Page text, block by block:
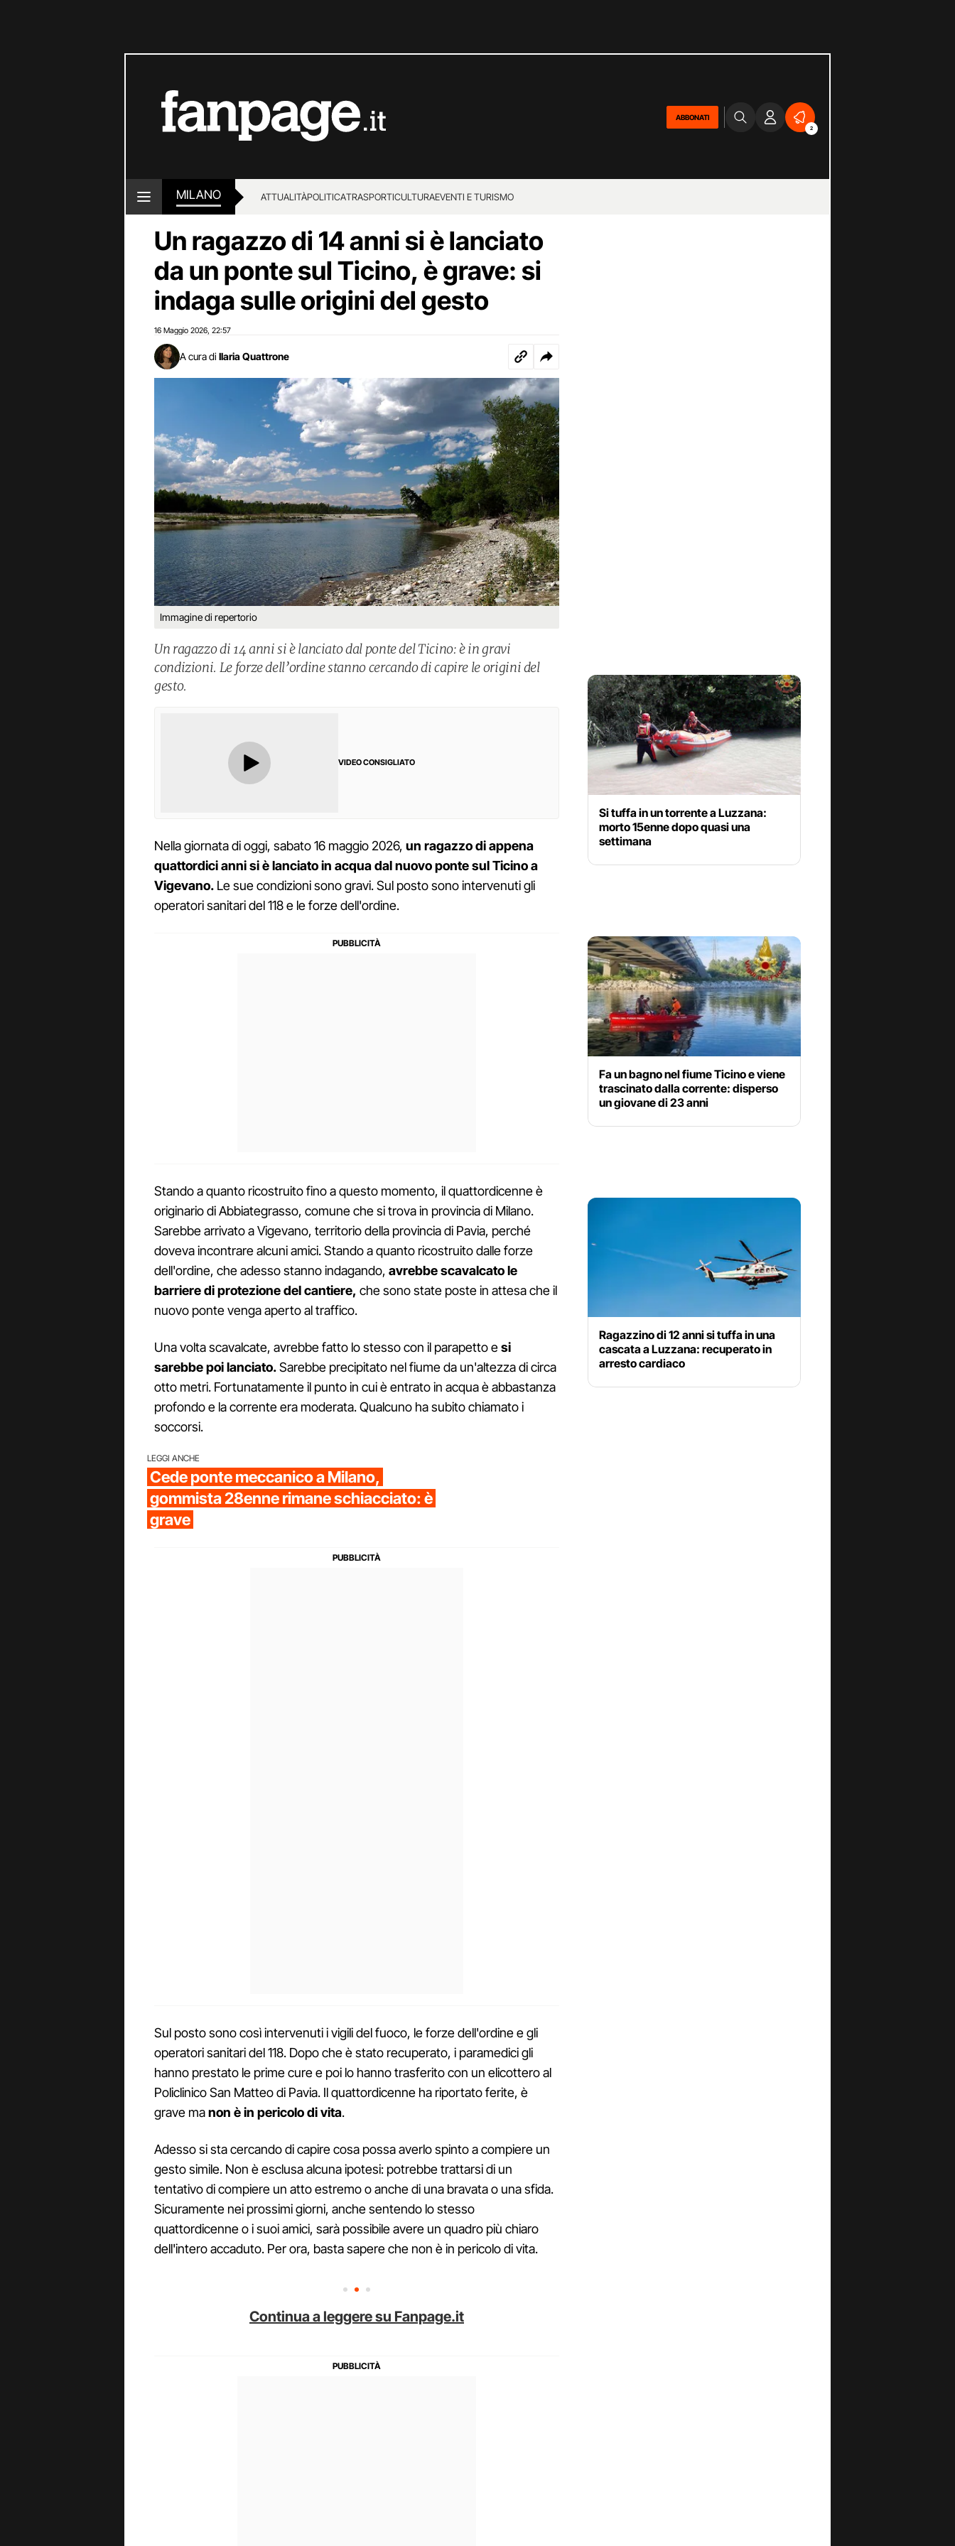
ABBONATI
2
MILANO ATTUALITÀPOLITICATRASPORTICULTURAEVENTI E TURISMO
Un ragazzo di 14 anni si è lanciato
da un ponte sul Ticino, è grave: si
indaga sulle origini del gesto
16 Maggio 2026 22:57
A cura di Ilaria Quattrone
Immagine di repertorio
Un ragazzo di 14 anni si è lanciato dal ponte del Ticino: è in gravi
condizioni. Le forze dell’ordine stanno cercando di capire le origini del
gesto.
VIDEO CONSIGLIATO
Nella giornata di oggi, sabato 16 maggio 2026, un ragazzo di appena
quattordici anni si è lanciato in acqua dal nuovo ponte sul Ticino a
Vigevano. Le sue condizioni sono gravi. Sul posto sono intervenuti gli
operatori sanitari del 118 e le forze dell'ordine.
Stando a quanto ricostruito fino a questo momento, il quattordicenne è
originario di Abbiategrasso, comune che si trova in provincia di Milano.
Sarebbe arrivato a Vigevano, territorio della provincia di Pavia, perché
doveva incontrare alcuni amici. Stando a quanto ricostruito dalle forze
dell'ordine, che adesso stanno indagando, avrebbe scavalcato le
barriere di protezione del cantiere, che sono state poste in attesa che il
nuovo ponte venga aperto al traffico.
Una volta scavalcate, avrebbe fatto lo stesso con il parapetto esi
sarebbe poi lanciato.Sarebbe precipitato nel fiume da un'altezza di circa
otto metri. Fortunatamente il punto in cui è entrato in acqua è abbastanza
profondo e la corrente era moderata. Qualcuno ha subito chiamato i
soccorsi.
LEGGI ANCHE
Cede ponte meccanico a Milano,
gommista 28enne rimane schiacciato: è
grave
Sul posto sono così intervenuti i vigili del fuoco, le forze dell'ordine e gli
operatori sanitari del 118. Dopo che è stato recuperato, i paramedici gli
hanno prestato le prime cure e poi lo hanno trasferito con un elicottero al
Policlinico San Matteo di Pavia. Il quattordicenne ha riportato ferite, è
grave manon è in pericolo di vita.
Adesso si sta cercando di capire cosa possa averlo spinto a compiere un
gesto simile. Non è esclusa alcuna ipotesi: potrebbe trattarsi di un
tentativo di compiere un atto estremo o anche di una bravata o una sfida.
Sicuramente nei prossimi giorni, anche sentendo lo stesso
quattordicenne o i suoi amici, sarà possibile avere un quadro più chiaro
dell'intero accaduto. Per ora, basta sapere che non è in pericolo di vita.
Continua a leggere su Fanpage.it
Si tuffa in un torrente a Luzzana:
morto 15enne dopo quasi una
settimana
Fa un bagno nel fiume Ticino e viene
trascinato dalla corrente: disperso
un giovane di 23 anni
Ragazzino di 12 anni si tuffa in una
cascata a Luzzana: recuperato in
arresto cardiaco